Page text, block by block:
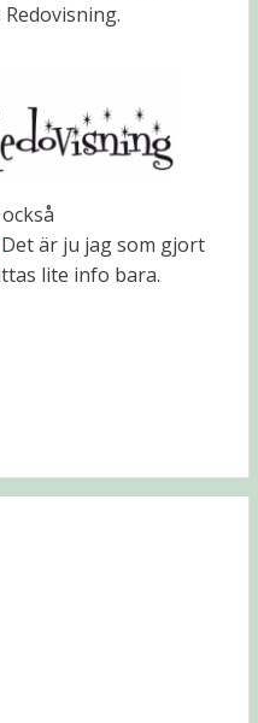
Det är ju jag som gjort
lite info bara.